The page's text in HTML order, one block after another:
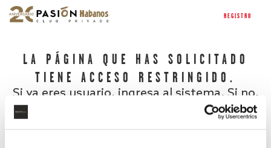
REGISTRO
LA PÁGINA QUE HAS SOLICITADO
TIENE ACCESO RESTRINGIDO.
Si ya eres usuario, ingresa al sistema. Si no,